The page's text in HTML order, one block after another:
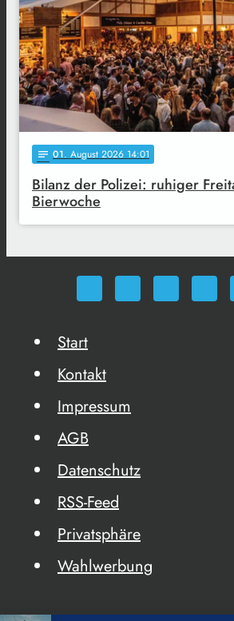
notes 01. August 2026 14:01
Bilanz der Polizei: ruhiger
Bierwoche
Start
Kontakt
Impressum
AGB
Datenschutz
RSS-Feed
Privatsphäre
Wahlwerbung